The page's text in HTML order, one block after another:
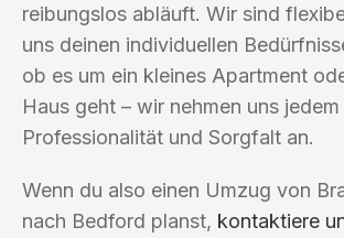
reibungslos abläuft. Wir sind
uns deinen individuellen
ob es um ein kleines Apartment
Haus geht – wir nehmen uns
Professionalität und Sorgfalt an.
Wenn du also einen Umzug von
nach Bedford planst, kontaktiere